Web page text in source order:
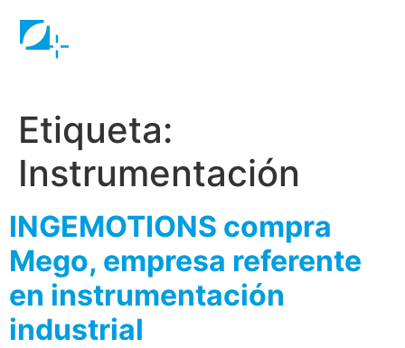
Etiqueta:
Instrumentación
INGEMOTIONS compra
Mego, empresa referente
en instrumentación
industrial